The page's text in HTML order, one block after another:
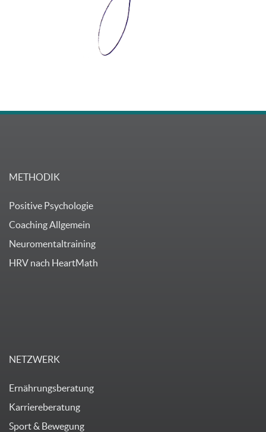
METHODIK
Positive Psychologie
Coaching Allgemein
Neuromentaltraining
HRV nach HeartMath
NETZWERK
Ernährungsberatung
Karriereberatung
Sport & Bewegung